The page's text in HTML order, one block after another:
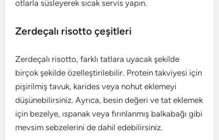
otlarla süsleyerek sıcak servis yapın.
Zerdeçalı risotto çeşitleri
Zerdeçalı risotto, farklı tatlara uyacak şekilde
birçok şekilde özelleştirilebilir. Protein takviyesi için
pişirilmiş tavuk, karides veya nohut eklemeyi
düşünebilirsiniz. Ayrıca, besin değeri ve tat eklemek
için bezelye, ıspanak veya fırınlanmış balkabağı gibi
mevsim sebzelerini de dahil edebilirsiniz.